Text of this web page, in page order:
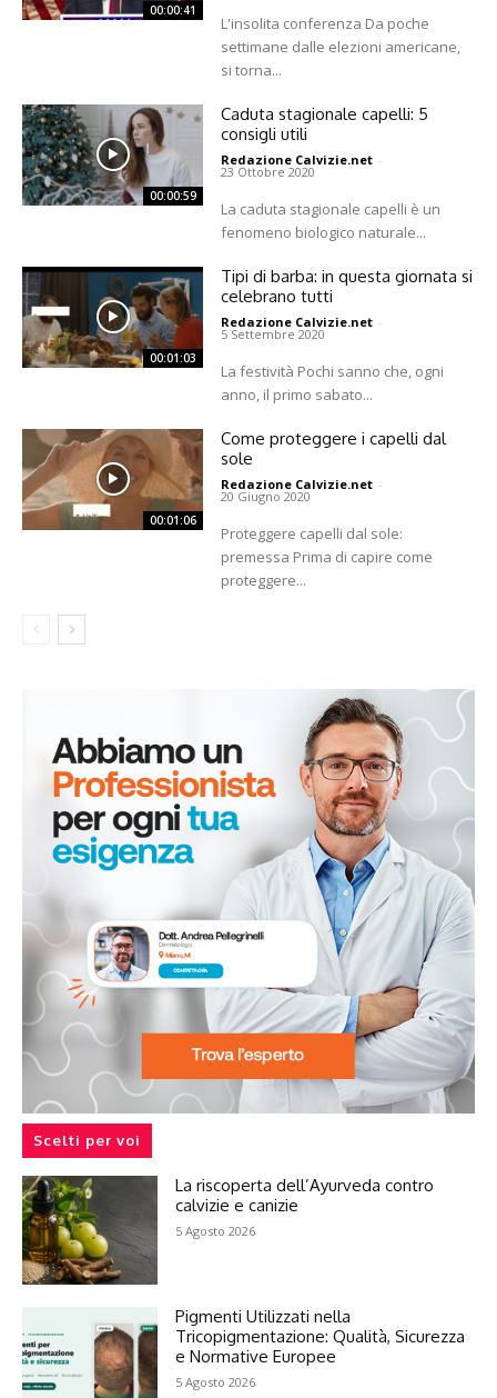
00:00:41
L'insolita conferenza Da poche
settimane dalle elezioni americane,
si torna...
00:00:59
Caduta stagionale capelli: 5
consigli utili
Redazione Calvizie.net -
23 Ottobre 2020
La caduta stagionale capelli è un
fenomeno biologico naturale...
00:01:03
Tipi di barba: in questa giornata si
celebrano tutti
Redazione Calvizie.net -
5 Settembre 2020
La festività Pochi sanno che, ogni
anno, il primo sabato...
00:01:06
Come proteggere i capelli dal
sole
Redazione Calvizie.net -
20 Giugno 2020
Proteggere capelli dal sole:
premessa Prima di capire come
proteggere...
Scelti per voi
La riscoperta dell’Ayurveda contro
calvizie e canizie
5 Agosto 2026
Pigmenti Utilizzati nella
Tricopigmentazione: Qualità, Sicurezza
e Normative Europee
5 Agosto 2026